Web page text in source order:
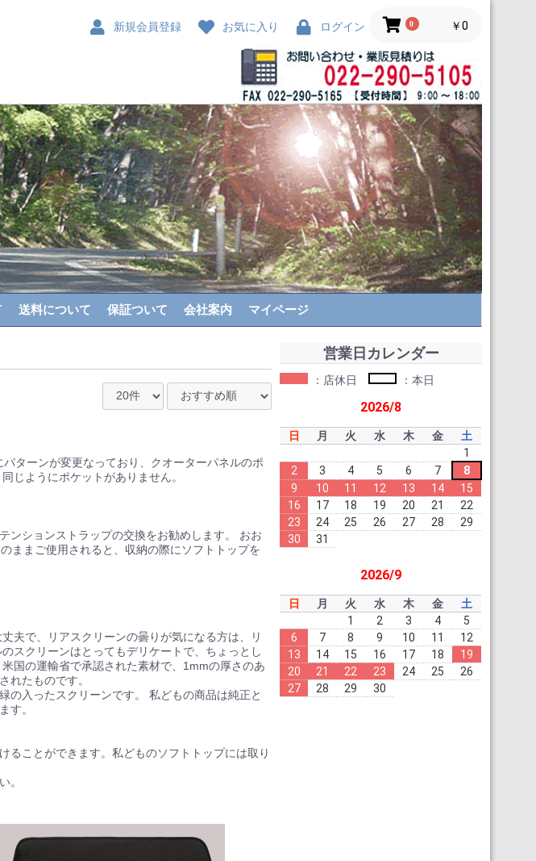
新規会員登録 お気に入り ログイン 0 ￥0
送料について 保証ついて 会社案内 マイページ
ターンが変更なっており、クオーターパネルのポ
じようにポケットがありません。
ンションストラップの交換をお勧めします。 おお
ままご使用されると、収納の際にソフトトップを
夫で、リアスクリーンの曇りが気になる方は、リ
スクリーンはとってもデリケートで、ちょっとし
国の運輸省で承認された素材で、1mmの厚さのあ
れたものです。
の入ったスクリーンです。 私どもの商品は純正と
す。
ることができます。私どものソフトトップには取り
。
営業日カレンダー
：店休日 ：本日
2026/8
日 月 火 水 木 金
土
1
2
3 4 5 6 7
8
9
10 11 12 13 14
15
16
17 18 19 20 21
22
23
24 25 26 27 28
29
30
31
2026/9
日 月 火 水 木 金
土
1
2 3 4
5
6
7 8 9 10 11
12
13
14 15 16 17 18
19
20
21 22 23 24 25
26
27
28 29 30